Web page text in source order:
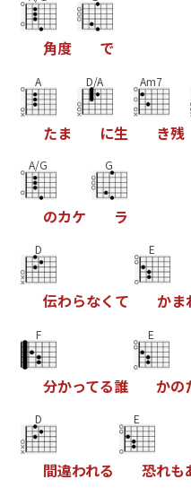
角度 で
A
たま
D/A
に生
Am7
き残
A/G
のカケ
G
ラ
D
伝わらなく て
E
かま
F
分かってる誰
E
かの
D
間違われる
E
恐れも